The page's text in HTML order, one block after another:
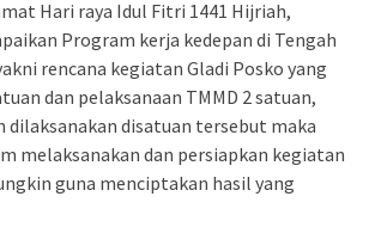
Hari raya Idul Fitri 1441 Hijriah,
Program kerja kedepan di Tengah
rencana kegiatan Gladi Posko yang
dan pelaksanaan TMMD 2 satuan,
dilaksanakan disatuan tersebut maka
melaksanakan dan persiapkan kegiatan
guna menciptakan hasil yang